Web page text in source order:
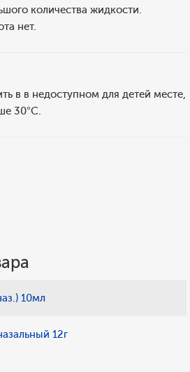
количества жидкости.
нет.
в в недоступном для детей месте,
30°C.
10мл
12г